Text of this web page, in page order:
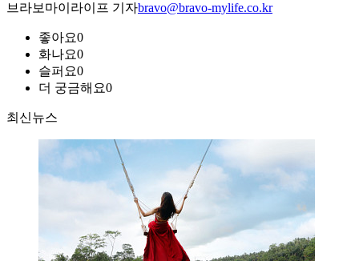
브라보마이라이프 기자bravo@bravo-mylife.co.kr
좋아요0
화나요0
슬퍼요0
더 궁금해요0
최신뉴스